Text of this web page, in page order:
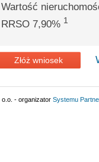
Wartość
RRSO 7,90% 1
Złóż wniosek
- organizator Systemu